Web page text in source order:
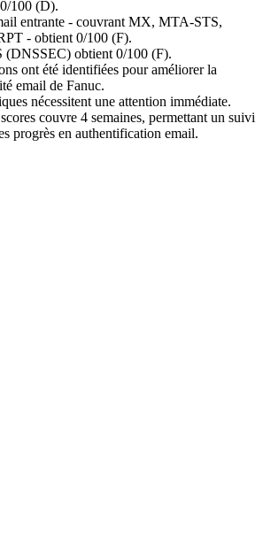
100 (D).
entrante - couvrant MX, MTA-STS,
- obtient 0/100 (F).
(DNSSEC) obtient 0/100 (F).
ont été identifiées pour améliorer la
email de Fanuc.
nécessitent une attention immédiate.
couvre 4 semaines, permettant un suivi
progrès en authentification email.